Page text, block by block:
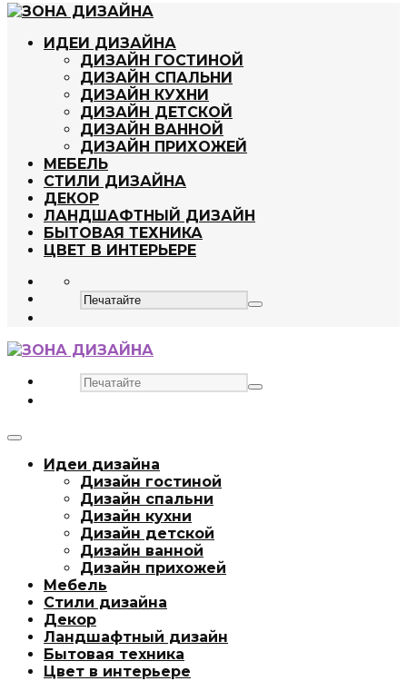
ИДЕИ ДИЗАЙНА
ДИЗАЙН ГОСТИНОЙ
ДИЗАЙН СПАЛЬНИ
ДИЗАЙН КУХНИ
ДИЗАЙН ДЕТСКОЙ
ДИЗАЙН ВАННОЙ
ДИЗАЙН ПРИХОЖЕЙ
МЕБЕЛЬ
СТИЛИ ДИЗАЙНА
ДЕКОР
ЛАНДШАФТНЫЙ ДИЗАЙН
БЫТОВАЯ ТЕХНИКА
ЦВЕТ В ИНТЕРЬЕРЕ
Идеи дизайна
Дизайн гостиной
Дизайн спальни
Дизайн кухни
Дизайн детской
Дизайн ванной
Дизайн прихожей
Мебель
Стили дизайна
Декор
Ландшафтный дизайн
Бытовая техника
Цвет в интерьере